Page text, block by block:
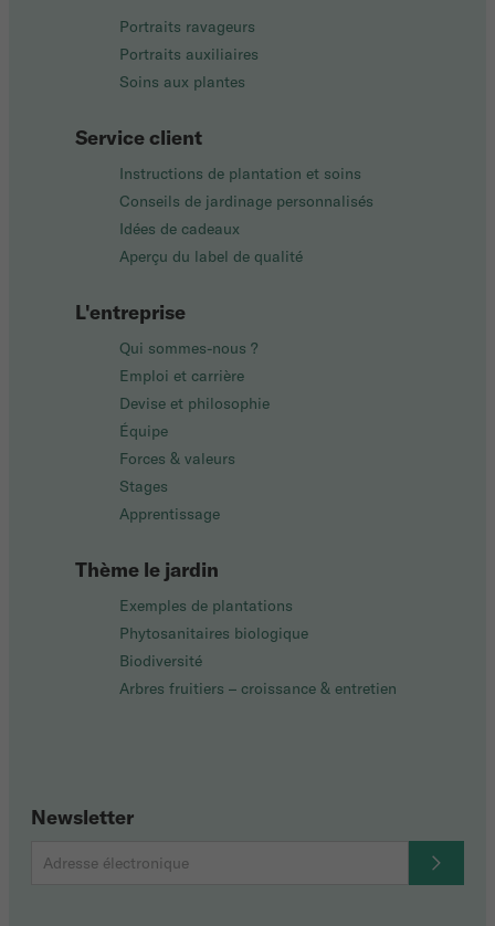
Portraits ravageurs
Portraits auxiliaires
Soins aux plantes
Service client
Instructions de plantation et soins
Conseils de jardinage personnalisés
Idées de cadeaux
Aperçu du label de qualité
L'entreprise
Qui sommes-nous ?
Emploi et carrière
Devise et philosophie
Équipe
Forces & valeurs
Stages
Apprentissage
Thème le jardin
Exemples de plantations
Phytosanitaires biologique
Biodiversité
Arbres fruitiers – croissance & entretien
Newsletter